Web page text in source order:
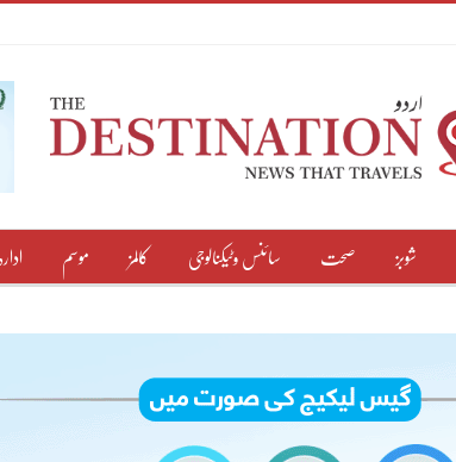
شوبز صحت سائنس وٹیکنالوجی کالمز موسم ادارہ